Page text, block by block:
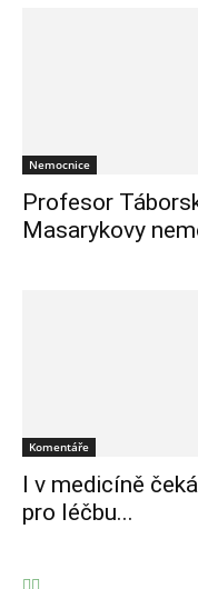
Nemocnice
Profesor
Masarykovy
Komentáře
I v medicíně
pro léčbu...